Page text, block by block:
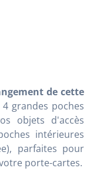
de cette
grandes poches
objets d'accès
intérieures
parfaites pour
porte-cartes.